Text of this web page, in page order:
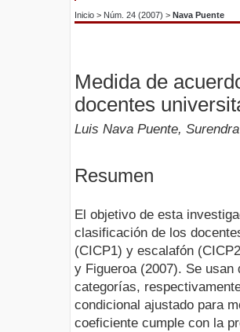
Inicio > Núm. 24 (2007) > Nava Puente
Medida de
docentes
Luis Nava Puente,
Resumen
El objetivo de esta
clasificación de los
(CICP1) y escalafón
y Figueroa (2007). Se
categorías,
condicional ajustado para
coeficiente cumple con la